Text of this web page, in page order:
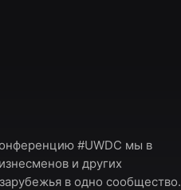
#UWDC мы в
и других
в одно сообщество.